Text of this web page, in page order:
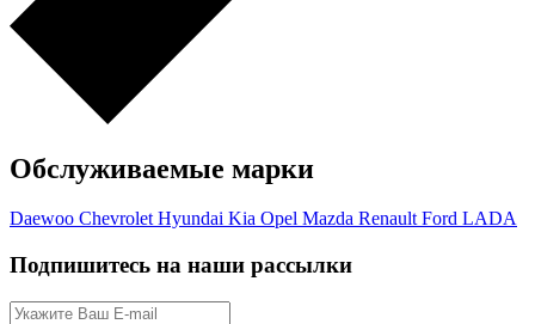
Обслуживаемые марки
Daewoo Chevrolet Hyundai Kia Opel Mazda Renault Ford LADA
Подпишитесь на наши рассылки